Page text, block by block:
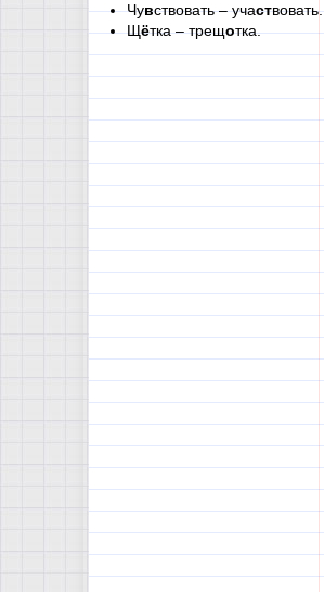
Чувствовать – участвовать.
Щётка – трещотка.